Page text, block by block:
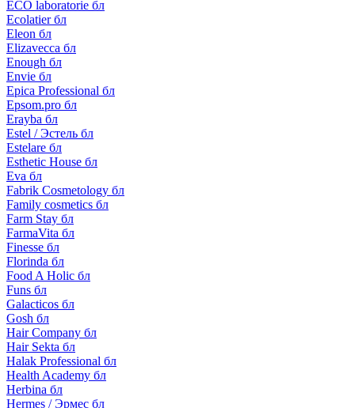
ECO laboratorie бл
Ecolatier бл
Eleon бл
Elizavecca бл
Enough бл
Envie бл
Epica Professional бл
Epsom.pro бл
Erayba бл
Estel / Эстель бл
Estelare бл
Esthetic House бл
Eva бл
Fabrik Cosmetology бл
Family cosmetics бл
Farm Stay бл
FarmaVita бл
Finesse бл
Florinda бл
Food A Holic бл
Funs бл
Galacticos бл
Gosh бл
Hair Company бл
Hair Sekta бл
Halak Professional бл
Health Academy бл
Herbina бл
Hermes / Эрмес бл